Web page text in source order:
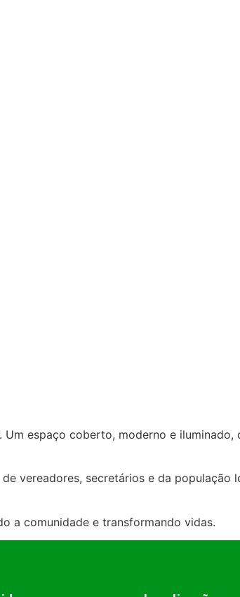
espaço coberto, moderno e iluminado,
vereadores, secretários e da população
a comunidade e transformando vidas.